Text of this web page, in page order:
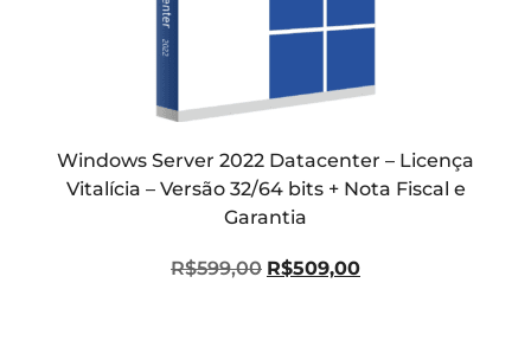
Windows Server 2022 Datacenter – Licença
Vitalícia – Versão 32/64 bits + Nota Fiscal e
Garantia
R$599,00 R$509,00